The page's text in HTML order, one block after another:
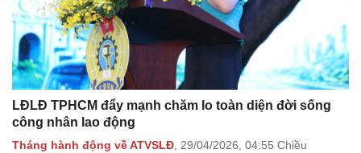
LĐLĐ TPHCM đẩy mạnh chăm lo toàn diện đời sống
công nhân lao động
Tháng hành động về ATVSLĐ 29/04/2026, 04:55 Chiều